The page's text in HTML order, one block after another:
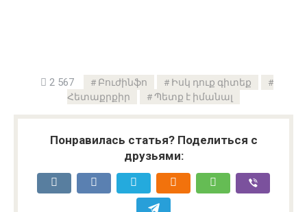
2 567 Բուժինֆո
Իսկ դուք գիտեք
Հետաքրքիր
Պետք է իմանալ
Понравилась статья? Поделиться с
друзьями: